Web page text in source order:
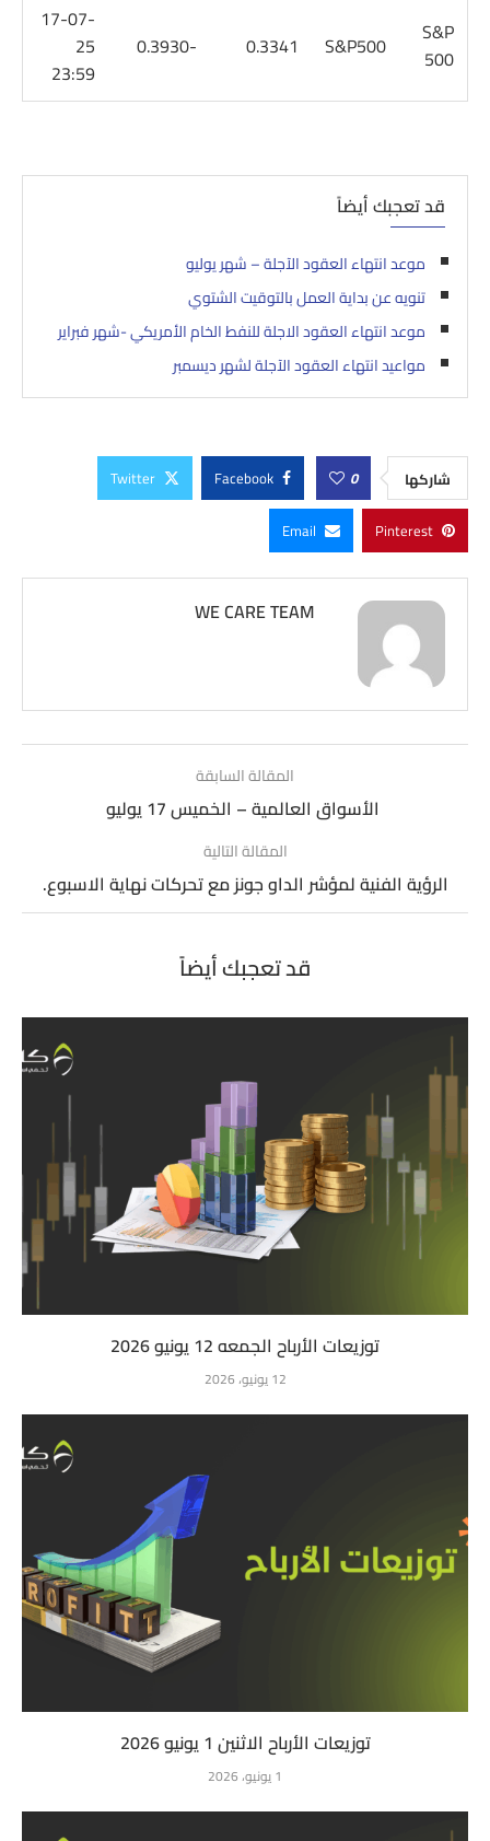
S&P
500
S&P500
0.3341
-0.3930
17-07-
25
23:59
قد تعجبك أيضاً
موعد انتهاء العقود الآجلة – شهر يوليو‎‎
تنويه عن بداية العمل بالتوقيت الشتوي
موعد انتهاء العقود الاجلة للنفط الخام الأمريكي -شهر فبراير‎
مواعيد انتهاء العقود الآجلة لشهر ديسمبر‎
شاركها 0
Facebook
Twitter
Pinterest
Email
WE CARE TEAM
المقالة السابقة
الأسواق العالمية – الخميس 17 يوليو
المقالة التالية
الرؤية الفنية لمؤشر الداو جونز مع تحركات نهاية الاسبوع.
قد تعجبك أيضاً
توزيعات الأرباح الجمعه 12 يونيو 2026
12 يونيو، 2026
توزيعات الأرباح الاثنين 1 يونيو 2026
1 يونيو، 2026